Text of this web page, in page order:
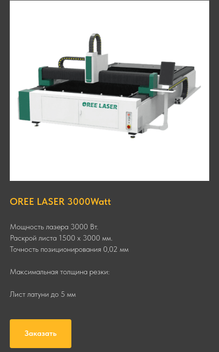
OREE LASER 3000Watt
Мощность лазера 3000 Вт.
Раскрой листа 1500 х 3000 мм.
Точность позиционирования 0,02 мм
Максимальная толщина резки:
Лист латуни до 5 мм
Заказать